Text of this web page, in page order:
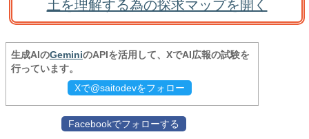
土を理解する為の探求マップを開く
生成AIのGeminiのAPIを活用して、XでAI広報の試験を
行っています。
Xで@saitodevをフォロー
Facebookでフォローする